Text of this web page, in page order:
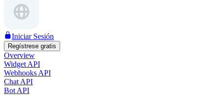
Iniciar Sesión
Regístrese gratis
Overview
Widget API
Webhooks API
Chat API
Bot API